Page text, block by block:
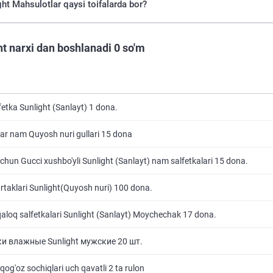
Mahsulotlar qaysi toifalarda bor?
narxi dan boshlanadi 0 so'm
Sunlight (Sanlayt) 1 dona.
nam Quyosh nuri gullari 15 dona
Gucci xushbo'yli Sunlight (Sanlayt) nam salfetkalari 15 dona.
Sunlight(Quyosh nuri) 100 dona.
salfetkalari Sunlight (Sanlayt) Moychechak 17 dona.
влажные Sunlight мужские 20 шт.
sochiqlari uch qavatli 2 ta rulon